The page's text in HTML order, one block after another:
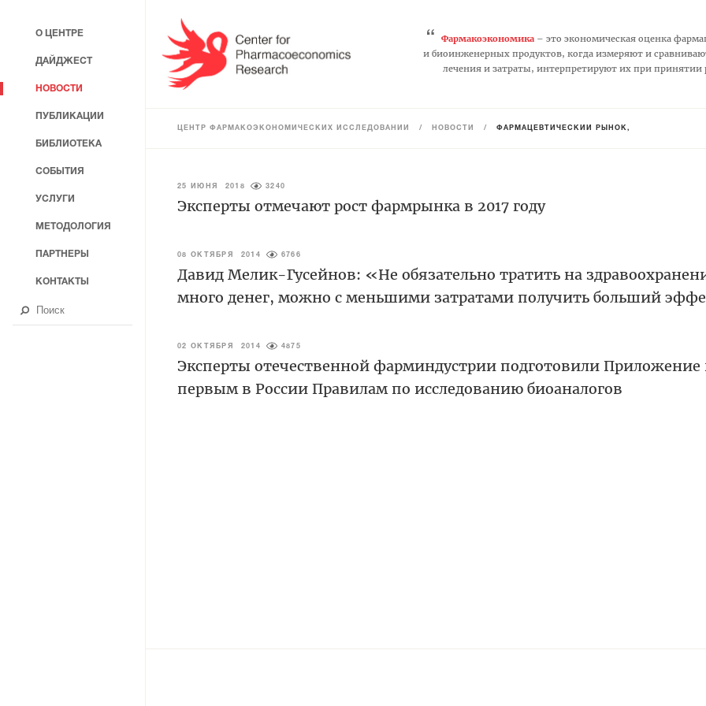
“ Фармакоэкономика– это экономическая оценка
и биоинженерных продуктов, когда измеряют и
лечения и затраты, интерпретируют их при
ЦЕНТР ФАРМАКОЭКОНОМИЧЕСКИХ ИССЛЕДОВАНИЙ / НОВОСТИ / ФАРМАЦЕВТИЧЕСКИЙ РЫНОК,
25 ИЮНЯ 2018 3240
Эксперты отмечают рост фармрынка в 2017 году
08 ОКТЯБРЯ 2014 6766
Давид Мелик-Гусейнов: «Не обязательно тратить на
много денег, можно с меньшими затратами получить больший
02 ОКТЯБРЯ 2014 4875
Эксперты отечественной фарминдустрии подготовили Приложение
первым в России Правилам по исследованию биоаналогов
О ЦЕНТРЕ
ДАЙДЖЕСТ
НОВОСТИ
ПУБЛИКАЦИИ
БИБЛИОТЕКА
СОБЫТИЯ
УСЛУГИ
МЕТОДОЛОГИЯ
ПАРТНЕРЫ
КОНТАКТЫ